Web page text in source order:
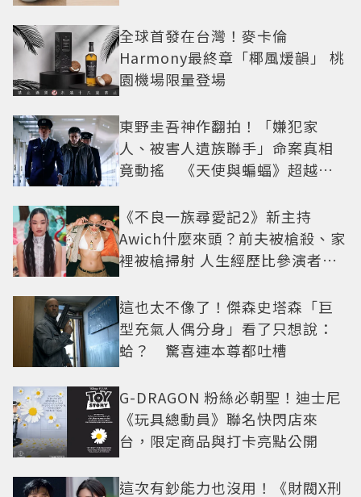
全球首發在台灣！麥卡倫
Harmony最終章「椰風煖韻」 桃
園機場限量登場
東野圭吾神作翻拍！「嫌犯家
人、被害人遺族聯手」命案真相
竟動搖 《天使與蝙蝠》超越懸
《不良一族尋愛記2》新主持
Awich什麼來頭？前夫被槍殺、家
裡被槍掃射 人生經歷比參演者還
這也太不像了！傑森史塔森「巨
型充氣人偶分身」看了只想說：
蛤？ 驚喜連本尊都吐槽
G-DRAGON 粉絲必朝聖！迪士尼
《玩具總動員》聯名快閃店來
台，限定商品與打卡亮點公開
這次有鈔能力也沒用！《財閥X刑